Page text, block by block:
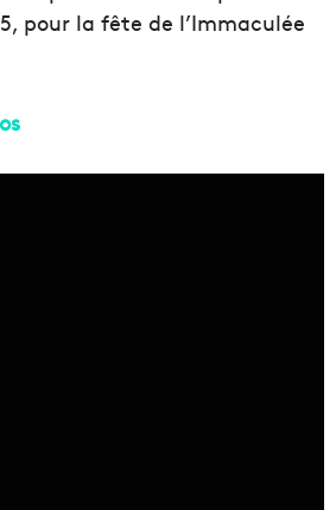
pour la fête de l’Immaculée